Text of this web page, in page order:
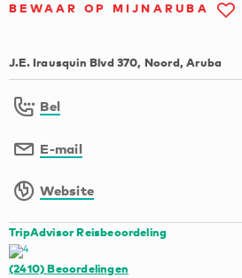
BEWAAR OP MIJNARUBA
J.E. Irausquin Blvd 370, Noord, Aruba
Bel
E-mail
Website
TripAdvisor Reisbeoordeling
(2410)Beoordelingen